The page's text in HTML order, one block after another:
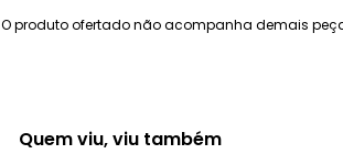
O produto ofertado não acompanha demais
Quem viu, viu também